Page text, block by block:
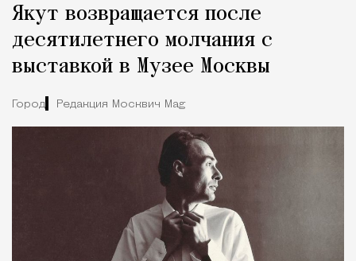
Якут возвращается после
десятилетнего молчания с
выставкой в Музее Москвы
Город Редакция Москвич Mag